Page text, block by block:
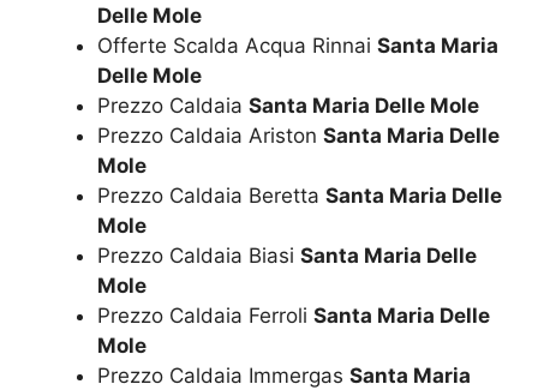
Delle Mole
Offerte Scalda Acqua Rinnai Santa Maria
Delle Mole
Prezzo Caldaia Santa Maria Delle Mole
Prezzo Caldaia Ariston Santa Maria Delle
Mole
Prezzo Caldaia Beretta Santa Maria Delle
Mole
Prezzo Caldaia Biasi Santa Maria Delle
Mole
Prezzo Caldaia Ferroli Santa Maria Delle
Mole
Prezzo Caldaia Immergas Santa Maria